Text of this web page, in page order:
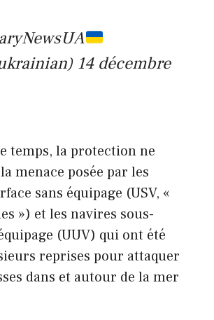
14 décembre
temps, la protection ne
menace posée par les
sans équipage (USV, «
») et les navires sous-
(UUV) qui ont été
reprises pour attaquer
dans et autour de la mer